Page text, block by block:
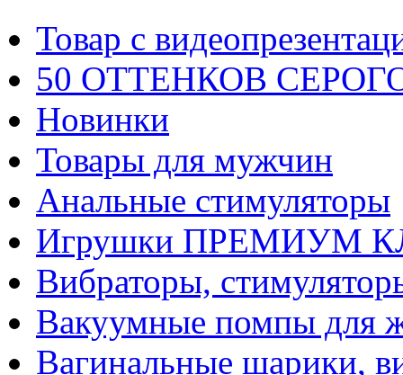
Товар с
50 ОТТЕНКОВ
Новинки
Товары для мужчин
Анальные стимуляторы
Игрушки ПРЕМИУМ
Вибраторы,
Вакуумные помпы для
Вагинальные шарики,